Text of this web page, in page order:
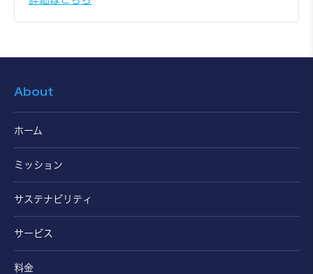
About
ホーム
ミッション
サステナビリティ
サービス
料金